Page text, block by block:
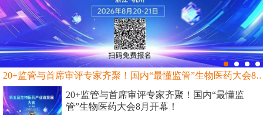
20+监管与首席审评专家齐聚！国内“最
20+监管与首席审评专家齐聚！国内“最懂监
管”生物医药大会8月开幕！